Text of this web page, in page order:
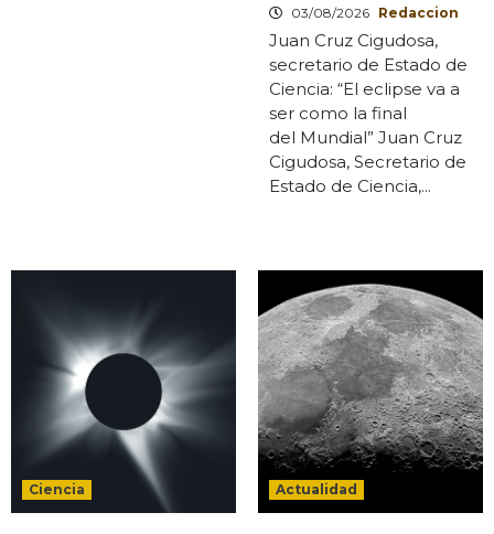
03/08/2026 Redaccion
Juan Cruz Cigudosa,
secretario de Estado de
Ciencia: “El eclipse va a
ser como la final
del Mundial” Juan Cruz
Cigudosa, Secretario de
Estado de Ciencia,...
Ciencia Actualidad